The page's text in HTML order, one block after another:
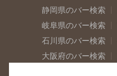
静岡県のバー検索
岐阜県のバー検索
石川県のバー検索
大阪府のバー検索